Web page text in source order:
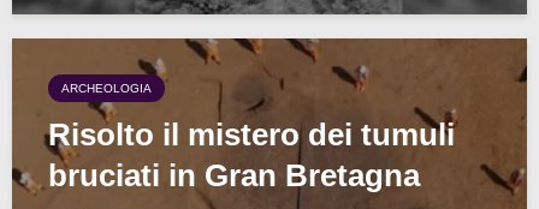
ARCHEOLOGIA
Risolto il mistero dei tumuli
bruciati in Gran Bretagna